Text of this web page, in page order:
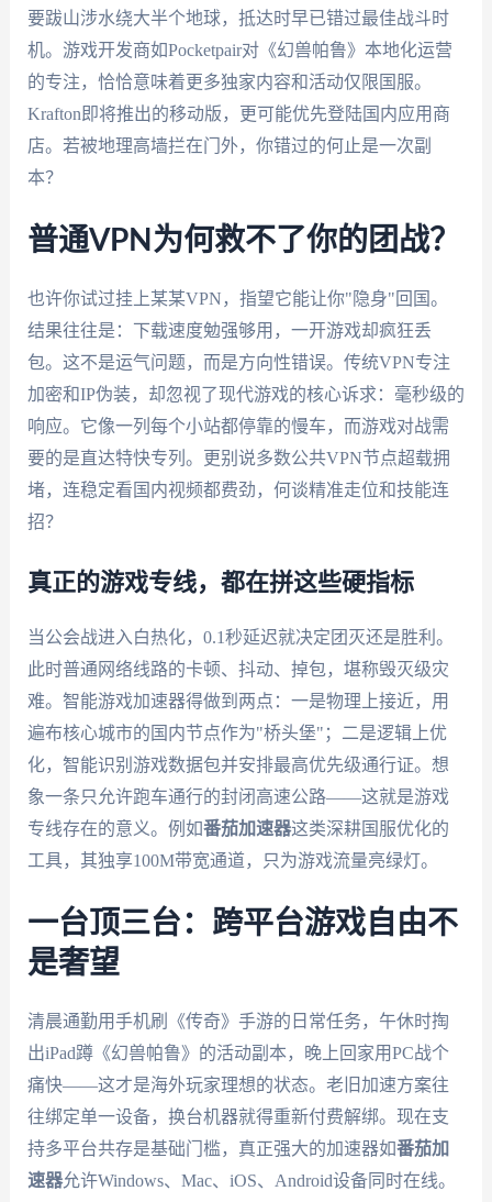
要跋山涉水绕大半个地球，抵达时早已错过最佳战斗时
机。游戏开发商如Pocketpair对《幻兽帕鲁》本地化运营
的专注，恰恰意味着更多独家内容和活动仅限国服。
Krafton即将推出的移动版，更可能优先登陆国内应用商
店。若被地理高墙拦在门外，你错过的何止是一次副
本？
普通VPN为何救不了你的团战？
也许你试过挂上某某VPN，指望它能让你"隐身"回国。
结果往往是：下载速度勉强够用，一开游戏却疯狂丢
包。这不是运气问题，而是方向性错误。传统VPN专注
加密和IP伪装，却忽视了现代游戏的核心诉求：毫秒级的
响应。它像一列每个小站都停靠的慢车，而游戏对战需
要的是直达特快专列。更别说多数公共VPN节点超载拥
堵，连稳定看国内视频都费劲，何谈精准走位和技能连
招？
真正的游戏专线，都在拼这些硬指标
当公会战进入白热化，0.1秒延迟就决定团灭还是胜利。
此时普通网络线路的卡顿、抖动、掉包，堪称毁灭级灾
难。智能游戏加速器得做到两点：一是物理上接近，用
遍布核心城市的国内节点作为"桥头堡"；二是逻辑上优
化，智能识别游戏数据包并安排最高优先级通行证。想
象一条只允许跑车通行的封闭高速公路——这就是游戏
专线存在的意义。例如番茄加速器这类深耕国服优化的
工具，其独享100M带宽通道，只为游戏流量亮绿灯。
一台顶三台：跨平台游戏自由不
是奢望
清晨通勤用手机刷《传奇》手游的日常任务，午休时掏
出iPad蹲《幻兽帕鲁》的活动副本，晚上回家用PC战个
痛快——这才是海外玩家理想的状态。老旧加速方案往
往绑定单一设备，换台机器就得重新付费解绑。现在支
持多平台共存是基础门槛，真正强大的加速器如番茄加
速器允许Windows、Mac、iOS、Android设备同时在线。